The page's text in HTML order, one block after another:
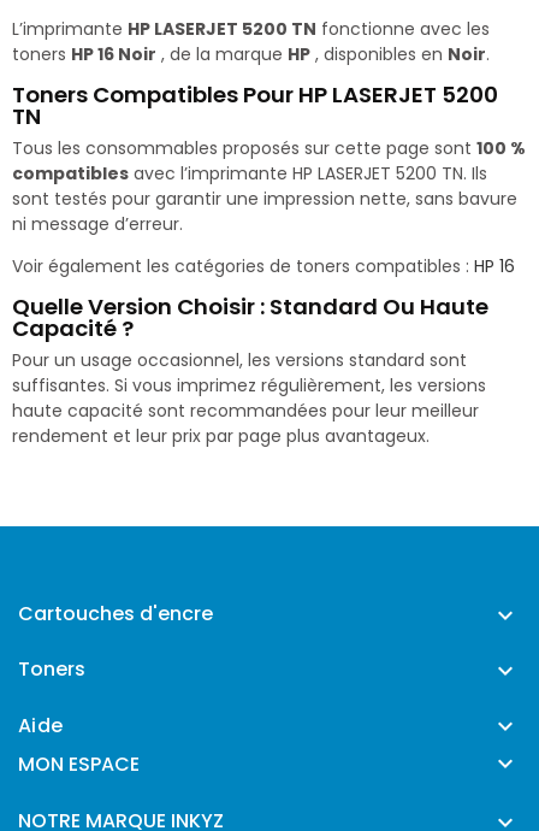
L’imprimante HP LASERJET 5200 TN fonctionne avec les
toners HP 16 Noir , de la marque HP , disponibles en Noir.
Toners Compatibles Pour HP LASERJET 5200
TN
Tous les consommables proposés sur cette page sont 100 %
compatibles avec l’imprimante HP LASERJET 5200 TN. Ils
sont testés pour garantir une impression nette, sans bavure
ni message d’erreur.
Voir également les catégories de toners compatibles : HP 16
Quelle Version Choisir : Standard Ou Haute
Capacité ?
Pour un usage occasionnel, les versions standard sont
suffisantes. Si vous imprimez régulièrement, les versions
haute capacité sont recommandées pour leur meilleur
rendement et leur prix par page plus avantageux.
Cartouches d'encre 
Toners 
Aide 
MON ESPACE 
NOTRE MARQUE INKYZ 